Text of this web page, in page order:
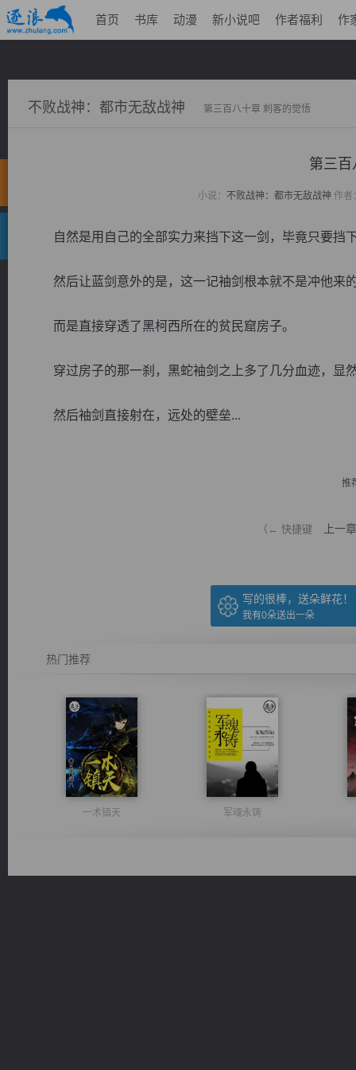
首页 书库 动漫 新小说吧 作者福利 作
不败战神：都市无敌战神 第三百八十章 刺客的觉悟
第三百
小说： 不败战神：都市无敌战神 作者
自然是用自己的全部实力来挡下这一剑，毕竟只要挡
然后让蓝剑意外的是，这一记袖剑根本就不是冲他来
而是直接穿透了黑柯西所在的贫民窟房子。
穿过房子的那一刹，黑蛇袖剑之上多了几分血迹，显
然后袖剑直接射在，远处的壁垒...
推
（← 快捷键 上一章
写的很棒，送朵鲜花！
我有0朵送出一朵
热门推荐
一术镇天 军魂永铸